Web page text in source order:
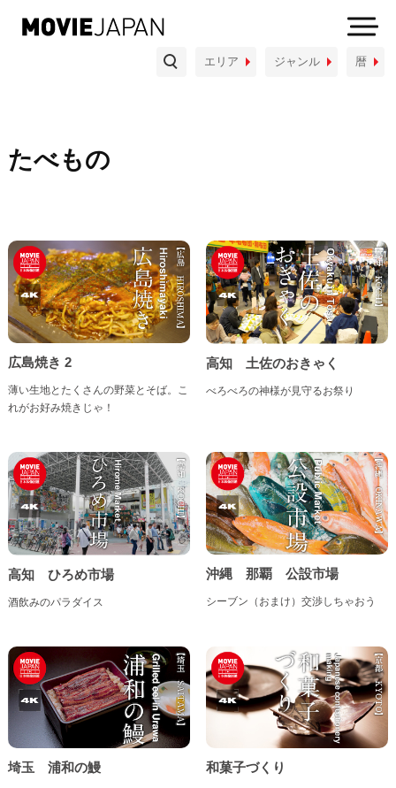
エリア ジャンル 暦
陶磁器・漆器
体験 しごと あそび たべもの
埼玉県 千葉県
山梨県
近畿地方
三重県 滋賀県 京都府 大阪府
兵庫県 奈良県 和歌山県
中国地方
山口県
四国地方
徳島県 愛媛県 高知県
福岡県 佐賀県 長崎県 熊本県
大分県 宮崎県 鹿児島県 沖縄県
たべもの
広島焼き 2
薄い生地とたくさんの野菜とそば。こ
れがお好み焼きじゃ！
高知 土佐のおきゃく
べろべろの神様が見守るお祭り
高知 ひろめ市場
酒飲みのパラダイス
沖縄 那覇 公設市場
シーブン（おまけ）交渉しちゃおう
埼玉 浦和の鰻 和菓子づくり